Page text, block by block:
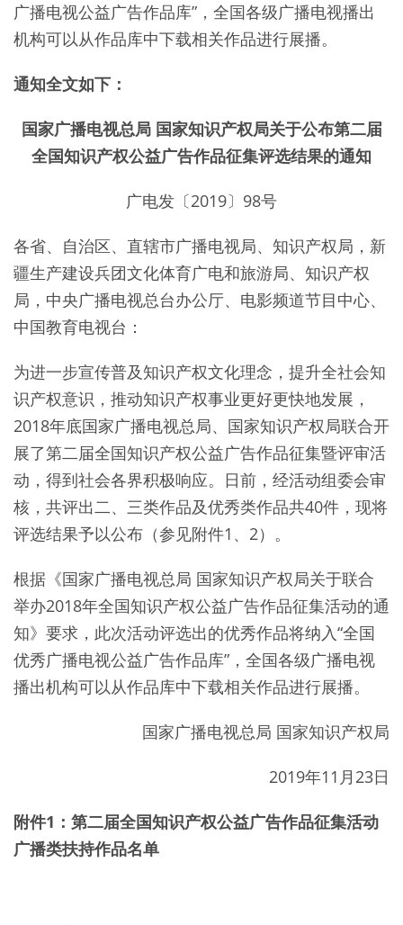
广播电视公益广告作品库”，全国各级广播电视播出
机构可以从作品库中下载相关作品进行展播。
通知全文如下：
国家广播电视总局 国家知识产权局关于公布第二届
全国知识产权公益广告作品征集评选结果的通知
广电发〔2019〕98号
各省、自治区、直辖市广播电视局、知识产权局，新
疆生产建设兵团文化体育广电和旅游局、知识产权
局，中央广播电视总台办公厅、电影频道节目中心、
中国教育电视台：
为进一步宣传普及知识产权文化理念，提升全社会知
识产权意识，推动知识产权事业更好更快地发展，
2018年底国家广播电视总局、国家知识产权局联合开
展了第二届全国知识产权公益广告作品征集暨评审活
动，得到社会各界积极响应。日前，经活动组委会审
核，共评出二、三类作品及优秀类作品共40件，现将
评选结果予以公布（参见附件1、2）。
根据《国家广播电视总局 国家知识产权局关于联合
举办2018年全国知识产权公益广告作品征集活动的通
知》要求，此次活动评选出的优秀作品将纳入“全国
优秀广播电视公益广告作品库”，全国各级广播电视
播出机构可以从作品库中下载相关作品进行展播。
国家广播电视总局 国家知识产权局
2019年11月23日
附件1：第二届全国知识产权公益广告作品征集活动
广播类扶持作品名单